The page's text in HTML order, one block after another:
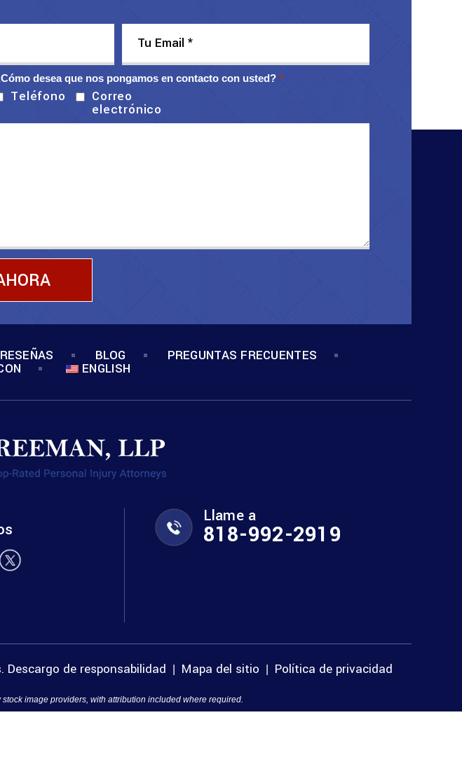
desea que nos pongamos en contacto con usted? *
Teléfono Correo
electrónico
RESEÑAS BLOG PREGUNTAS FRECUENTES
ENGLISH
Llame a
818-992-2919
Descargo de responsabilidad Mapa del sitio Política de privacidad
image providers, with attribution included where required.